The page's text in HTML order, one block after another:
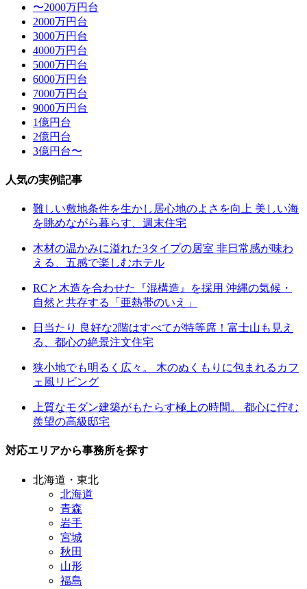
〜2000万円台
2000万円台
3000万円台
4000万円台
5000万円台
6000万円台
7000万円台
9000万円台
1億円台
2億円台
3億円台〜
人気の実例記事
難しい敷地条件を生かし居心地のよさを向上 美しい海
を眺めながら暮らす、週末住宅
木材の温かみに溢れた3タイプの居室 非日常感が味わ
える、五感で楽しむホテル
RCと木造を合わせた『混構造』を採用 沖縄の気候・
自然と共存する「亜熱帯のいえ」
日当たり 良好な2階はすべてが特等席！富士山も見え
る、都心の絶景注文住宅
狭小地でも明るく広々。 木のぬくもりに包まれるカフ
ェ風リビング
上質なモダン建築がもたらす極上の時間。 都心に佇む
羨望の高級邸宅
対応エリアから事務所を探す
北海道・東北
北海道
青森
岩手
宮城
秋田
山形
福島